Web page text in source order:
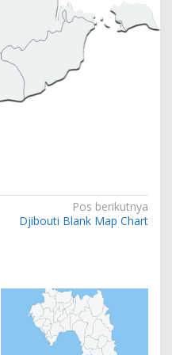
Pos berikutnya
Djibouti Blank Map Chart